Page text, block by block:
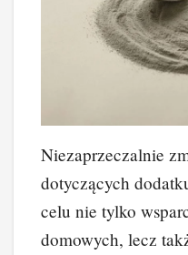
Niezaprzeczalnie
dotyczących
celu nie tylko
domowych, lecz